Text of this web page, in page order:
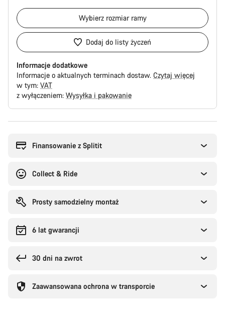
Wybierz rozmiar ramy
Dodaj do listy życzeń
Informacje dodatkowe
Informacje o aktualnych terminach dostaw. Czytaj więcej
w tym: VAT
z wyłączeniem: Wysyłka i pakowanie
Finansowanie z Splitit
Collect & Ride
Prosty samodzielny montaż
6 lat gwarancji
30 dni na zwrot
Zaawansowana ochrona w transporcie